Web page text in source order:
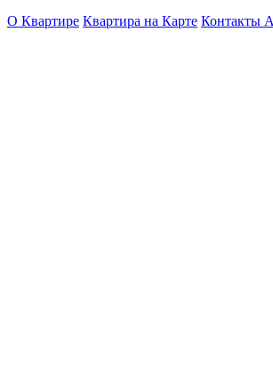
О Квартире Квартира на Карте Контакты